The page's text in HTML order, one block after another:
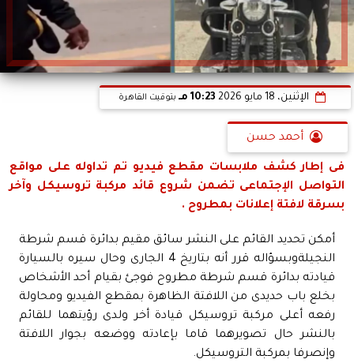
الإثنين، 18 مايو 2026 10:23 مـ بتوقيت القاهرة
أحمد حسن
فى إطار كشف ملابسات مقطع فيديو تم تداوله على مواقع
التواصل الإجتماعى تضمن شروع قائد مركبة تروسيكل وآخر
بسرقة لافتة إعلانات بمطروح .
أمكن تحديد القائم على النشر سائق مقيم بدائرة قسم شرطة
النجيلةوبسؤاله قرر أنه بتاريخ 4 الجارى وحال سيره بالسيارة
قيادته بدائرة قسم شرطة مطروح فوجئ بقيام أحد الأشخاص
بخلع باب حديدى من اللافتة الظاهرة بمقطع الفيديو ومحاولة
رفعه أعلى مركبة تروسيكل قيادة أخر ولدى رؤيتهما للقائم
بالنشر حال تصويرهما قاما بإعادته ووضعه بجوار اللافتة
وإنصرفا بمركبة التروسيكل.